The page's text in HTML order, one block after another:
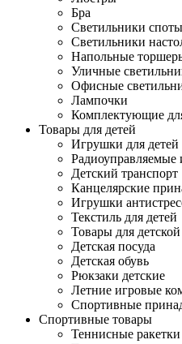
Бра
Светильники споты
Светильники
Напольные
Уличные
Офисные
Лампочки
Комплектующие
Товары для детей
Игрушки для детей
Радиоуправляемые
Детский транспорт
Канцелярские
Игрушки
Текстиль для детей
Товары для
Детская посуда
Детская обувь
Рюкзаки детские
Летние игровые
Спортивные
Спортивные товары
Теннисные ракетки